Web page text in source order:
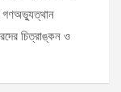
গণঅভ্যুত্থান
চিত্রাঙ্কন ও